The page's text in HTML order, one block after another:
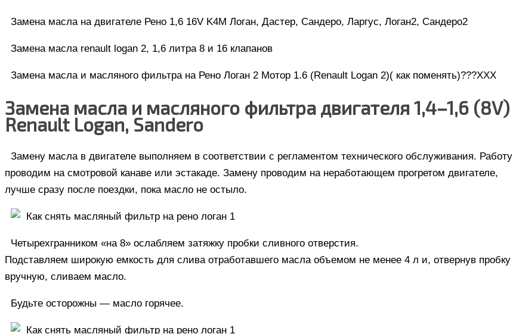
Замена масла на двигателе Рено 1,6 16V K4M Логан, Дастер, Сандеро, Ларгус, Логан2, Сандеро2
Замена масла renault logan 2, 1,6 литра 8 и 16 клапанов
Замена масла и масляного фильтра на Рено Логан 2 Мотор 1.6 (Renault Logan 2)( как поменять)???XXX
Замена масла и масляного фильтра двигателя 1,4–1,6 (8V)
Renault Logan, Sandero
Замену масла в двигателе выполняем в соответствии с регламентом технического обслуживания. Работу
проводим на смотровой канаве или эстакаде. Замену проводим на неработающем прогретом двигателе,
лучше сразу после поездки, пока масло не остыло.
Четырехгранником «на 8» ослабляем затяжку пробки сливного отверстия.
Подставляем широкую емкость для слива отработавшего масла объемом не менее 4 л и, отвернув пробку
вручную, сливаем масло.
Будьте осторожны — масло горячее.